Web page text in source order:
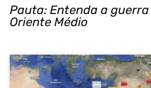
Pauta: Entenda a
Oriente Médio